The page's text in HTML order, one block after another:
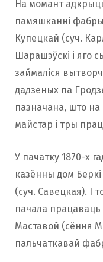
На момант
памяшканні
Купецкай (суч.
Шарашэўскі і яго
займаліся
дадзеных па
пазначана, што
майстар і тры
У пачатку 1870-х
казённы дом
(суч. Савецкая). І
пачала працаваць
Маставой (сёння
пальчаткавай